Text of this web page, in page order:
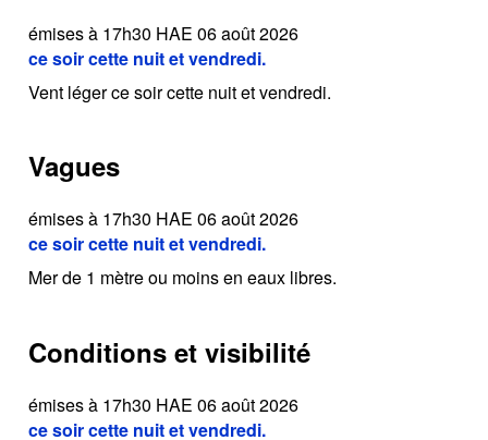
émises à 17h30 HAE 06 août 2026
ce soir cette nuit et vendredi.
Vent léger ce soir cette nuit et vendredi.
Vagues
émises à 17h30 HAE 06 août 2026
ce soir cette nuit et vendredi.
Mer de 1 mètre ou moins en eaux libres.
Conditions et visibilité
émises à 17h30 HAE 06 août 2026
ce soir cette nuit et vendredi.